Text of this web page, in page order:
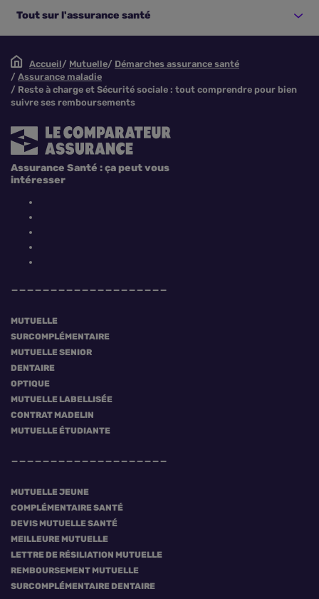
Tout sur l'assurance santé
Accueil Mutuelle
Démarches assurance santé
Assurance maladie
Reste à charge et Sécurité sociale : tout comprendre pour bien
suivre ses remboursements
MUTUELLE
SURCOMPLÉMENTAIRE
MUTUELLE SENIOR
DENTAIRE
OPTIQUE
MUTUELLE LABELLISÉE
CONTRAT MADELIN
MUTUELLE ÉTUDIANTE
MUTUELLE JEUNE
COMPLÉMENTAIRE SANTÉ
DEVIS MUTUELLE SANTÉ
MEILLEURE MUTUELLE
LETTRE DE RÉSILIATION MUTUELLE
REMBOURSEMENT MUTUELLE
SURCOMPLÉMENTAIRE DENTAIRE
Assurance Santé : ça peut vous
intéresser